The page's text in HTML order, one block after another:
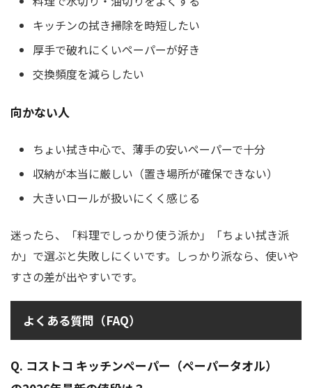
キッチンの拭き掃除を時短したい
厚手で破れにくいペーパーが好き
交換頻度を減らしたい
向かない人
ちょい拭き中心で、薄手の安いペーパーで十分
収納が本当に厳しい（置き場所が確保できない）
大きいロールが扱いにくく感じる
迷ったら、「料理でしっかり使う派か」「ちょい拭き派
か」で選ぶと失敗しにくいです。しっかり派なら、使いや
すさの差が出やすいです。
よくある質問（FAQ）
Q. コストコ キッチンペーパー（ペーパータオル）